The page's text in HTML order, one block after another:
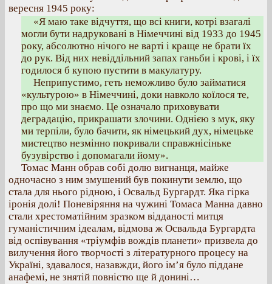
вересня 1945 року:
«Я маю таке відчуття, що всі книги, котрі взагалі
могли бути надруковані в Німеччині від 1933 до 1945
року, абсолютно нічого не варті і краще не брати їх
до рук. Від них невіддільний запах ганьби і крові, і їх
годилося б купою пустити в макулатуру.
Неприпустимо, геть неможливо було займатися
«культурою» в Німеччині, доки навколо коїлося те,
про що ми знаємо. Це означало приховувати
деградацію, прикрашати злочини. Однією з мук, яку
ми терпіли, було бачити, як німецький дух, німецьке
мистецтво незмінно покривали справжнісіньке
бузувірство і допомагали йому».
Томас Манн обрав собі долю вигнанця, майже
одночасно з ним змушений був покинути землю, що
стала для нього рідною, і Освальд Бургардт. Яка гірка
іронія долі! Поневіряння на чужині Томаса Манна давно
стали хрестоматійним зразком відданості митця
гуманістичним ідеалам, відмова ж Освальда Бургардта
від оспівування «тріумфів вождів планети» призвела до
вилучення його творчості з літературного процесу на
Україні, здавалося, назавжди, його ім’я було піддане
анафемі, не знятій повністю ще й донині…